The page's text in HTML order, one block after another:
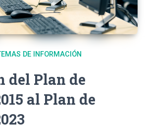
DE INFORMACIÓN
del Plan de
al Plan de